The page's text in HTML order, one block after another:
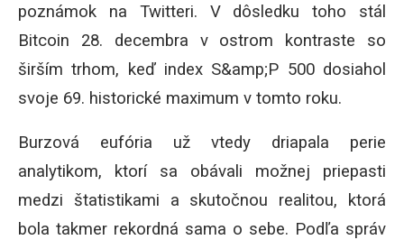
poznámok na Twitteri. V dôsledku toho stál
Bitcoin 28. decembra v ostrom kontraste so
širším trhom, keď index S&amp;P 500 dosiahol
svoje 69. historické maximum v tomto roku.
Burzová eufória už vtedy driapala perie
analytikom, ktorí sa obávali možnej priepasti
medzi štatistikami a skutočnou realitou, ktorá
bola takmer rekordná sama o sebe. Podľa správ